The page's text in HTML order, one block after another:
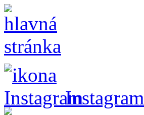
Instagram